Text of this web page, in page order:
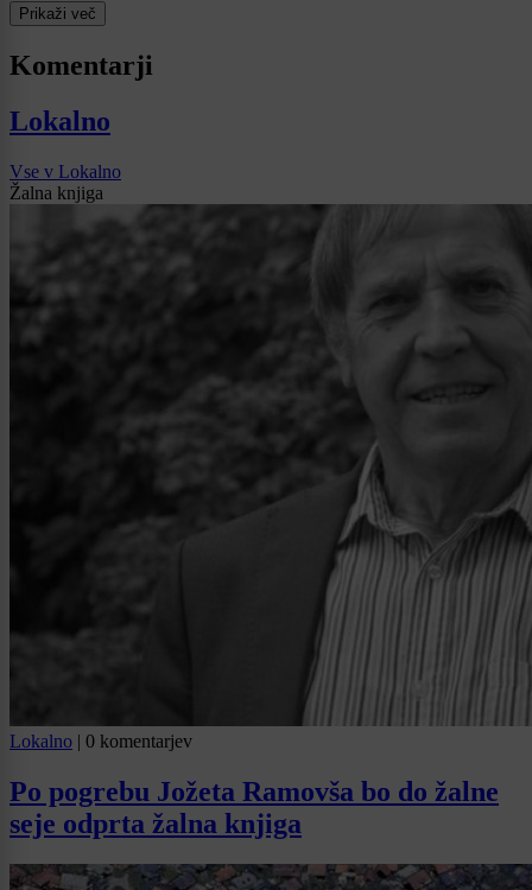
Prikaži več
Komentarji
Lokalno
Vse v Lokalno
Žalna knjiga
Lokalno | 0 komentarjev
Po pogrebu Jožeta Ramovša bo do žalne
seje odprta žalna knjiga